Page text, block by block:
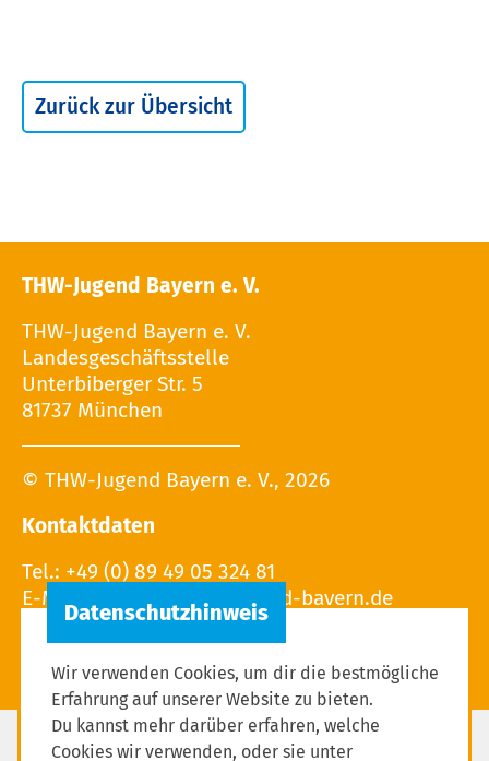
Zurück zur Übersicht
THW-Jugend Bayern e. V.
THW-Jugend Bayern e. V.
Landesgeschäftsstelle
Unterbiberger Str. 5
81737 München
© THW-Jugend Bayern e. V., 2026
Kontaktdaten
Tel.: +49 (0) 89 49 05 324 81
E-Mail:
Impressum
Wir verwenden Cookies, um dir die bestmögliche
Erfahrung auf unserer Website zu bieten.
Du kannst mehr darüber erfahren, welche
Cookies wir verwenden, oder sie unter